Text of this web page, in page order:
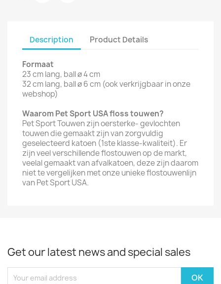
Description Product Details
Formaat
23 cm lang, ball ø 4 cm
32 cm lang, ball ø 6 cm (ook verkrijgbaar in onze
webshop)
Waarom Pet Sport USA floss touwen?
Pet Sport Touwen zijn oersterke- gevlochten
touwen die gemaakt zijn van zorgvuldig
geselecteerd katoen (1ste klasse-kwaliteit). Er
zijn veel verschillende flostouwen op de markt,
veelal gemaakt van afvalkatoen, deze zijn daarom
niet te vergelijken met onze unieke flostouwenlijn
van Pet Sport USA.
Get our latest news and special sales